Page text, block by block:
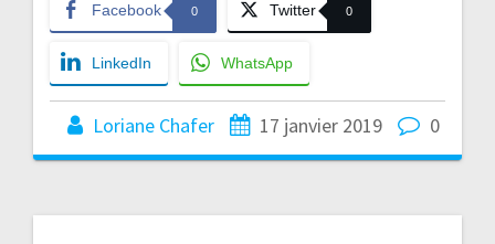
Facebook 0 Twitter 0
LinkedIn WhatsApp
Loriane Chafer 17 janvier 2019 0